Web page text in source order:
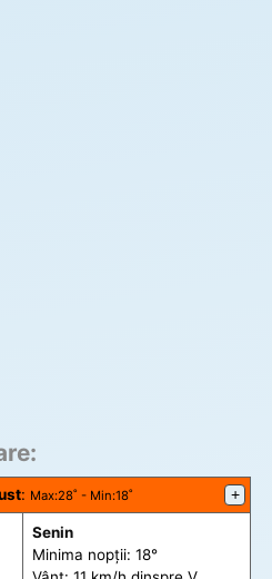
: Max:28˚ - Min:18˚ +
Senin
Minima nopții: 18°